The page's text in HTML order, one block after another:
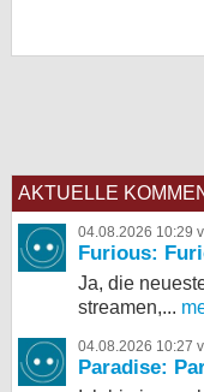
AKTUELLE
04.08.2026 10:29
Furious:
Ja, die
streamen,...
04.08.2026 10:27
Paradise: